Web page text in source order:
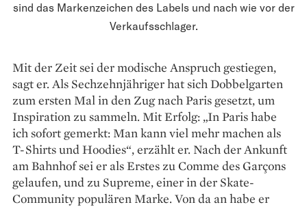
sind das Markenzeichen des Labels und nach wie vor der
Verkaufsschlager.
Mit der Zeit sei der ­modische Anspruch gestiegen,
sagt er. Als Sechzehnjähriger hat sich Dobbelgarten
zum ersten Mal in den Zug nach Paris gesetzt, um
Inspiration zu sammeln. Mit Erfolg: „In Paris habe
ich sofort gemerkt: Man kann viel mehr machen als
T-Shirts und Hoodies“, erzählt er. Nach der Ankunft
am Bahnhof sei er als Erstes zu Comme des Garçons
gelaufen, und zu Supreme, einer in der Skate-
Community populären Marke. Von da an habe er